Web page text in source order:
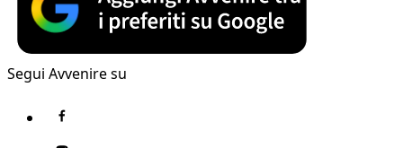
Segui Avvenire su